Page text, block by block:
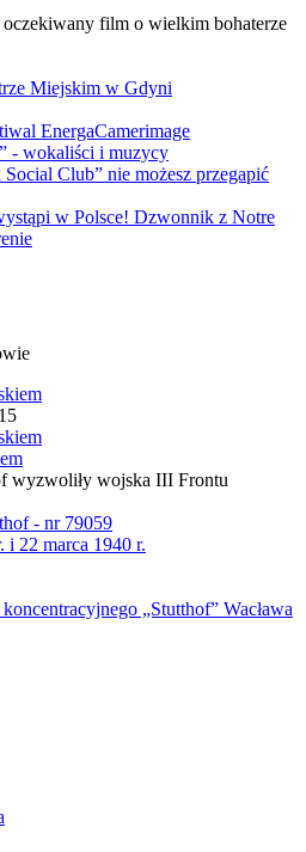
oczekiwany film o wielkim bohaterze
Miejskim w Gdyni
EnergaCamerimage
- wokaliści i muzycy
Club” nie możesz przegapić
w Polsce! Dzwonnik z Notre
wyzwoliły wojska III Frontu
- nr 79059
i 22 marca 1940 r.
„Stutthof” Wacława